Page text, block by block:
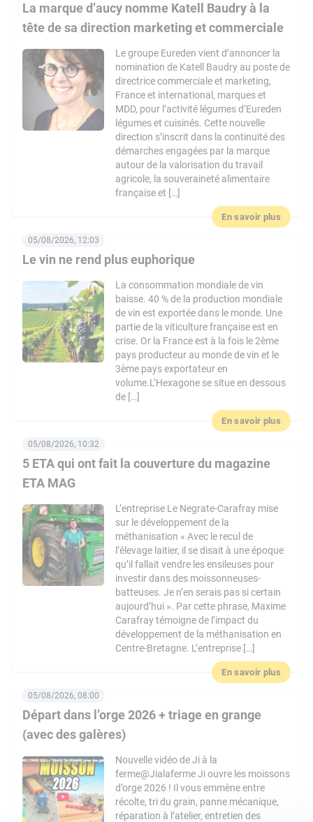
La marque d’aucy nomme Katell Baudry à la
tête de sa direction marketing et commerciale
Le groupe Eureden vient d’annoncer la
nomination de Katell Baudry au poste de
directrice commerciale et marketing,
France et international, marques et
MDD, pour l’activité légumes d’Eureden
légumes et cuisinés. Cette nouvelle
direction s’inscrit dans la continuité des
démarches engagées par la marque
autour de la valorisation du travail
agricole, la souveraineté alimentaire
française et […]
En savoir plus
Le vin ne rend plus euphorique
05/08/2026, 12:03
La consommation mondiale de vin
baisse. 40 % de la production mondiale
de vin est exportée dans le monde. Une
partie de la viticulture française est en
crise. Or la France est à la fois le 2ème
pays producteur au monde de vin et le
3ème pays exportateur en
volume.L’Hexagone se situe en dessous
de […]
En savoir plus
5 ETA qui ont fait la couverture du magazine
ETA MAG
05/08/2026, 10:32
L’entreprise Le Negrate-Carafray mise
sur le développement de la
méthanisation « Avec le recul de
l’élevage laitier, il se disait à une époque
qu’il fallait vendre les ensileuses pour
investir dans des moissonneuses-
batteuses. Je n’en serais pas si certain
aujourd’hui ». Par cette phrase, Maxime
Carafray témoigne de l’impact du
développement de la méthanisation en
Centre-Bretagne. L’entreprise […]
En savoir plus
Départ dans l’orge 2026 + triage en grange
(avec des galères)
05/08/2026, 08:00
Nouvelle vidéo de Ji à la
ferme@Jialaferme Ji ouvre les moissons
d’orge 2026 ! Il vous emmène entre
récolte, tri du grain, panne mécanique,
réparation à l’atelier, entretien des